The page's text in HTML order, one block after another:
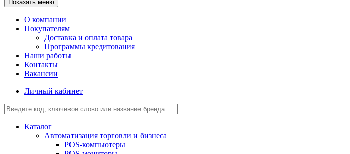
Показать меню
О компании
Покупателям
Доставка и оплата товара
Программы кредитования
Наши работы
Контакты
Вакансии
Личный кабинет
Каталог
Автоматизация торговли и бизнеса
POS-компьютеры